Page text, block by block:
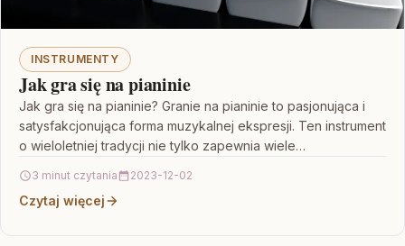
INSTRUMENTY
Jak gra się na pianinie
Jak gra się na pianinie? Granie na pianinie to pasjonująca i
satysfakcjonująca forma muzykalnej ekspresji. Ten instrument
o wieloletniej tradycji nie tylko zapewnia wiele…
3 minut czytania 2023-12-02
Czytaj więcej